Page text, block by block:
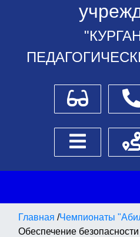
Для слабовидящих
Боковое меню
Главная /Чемпионаты
Обеспечение